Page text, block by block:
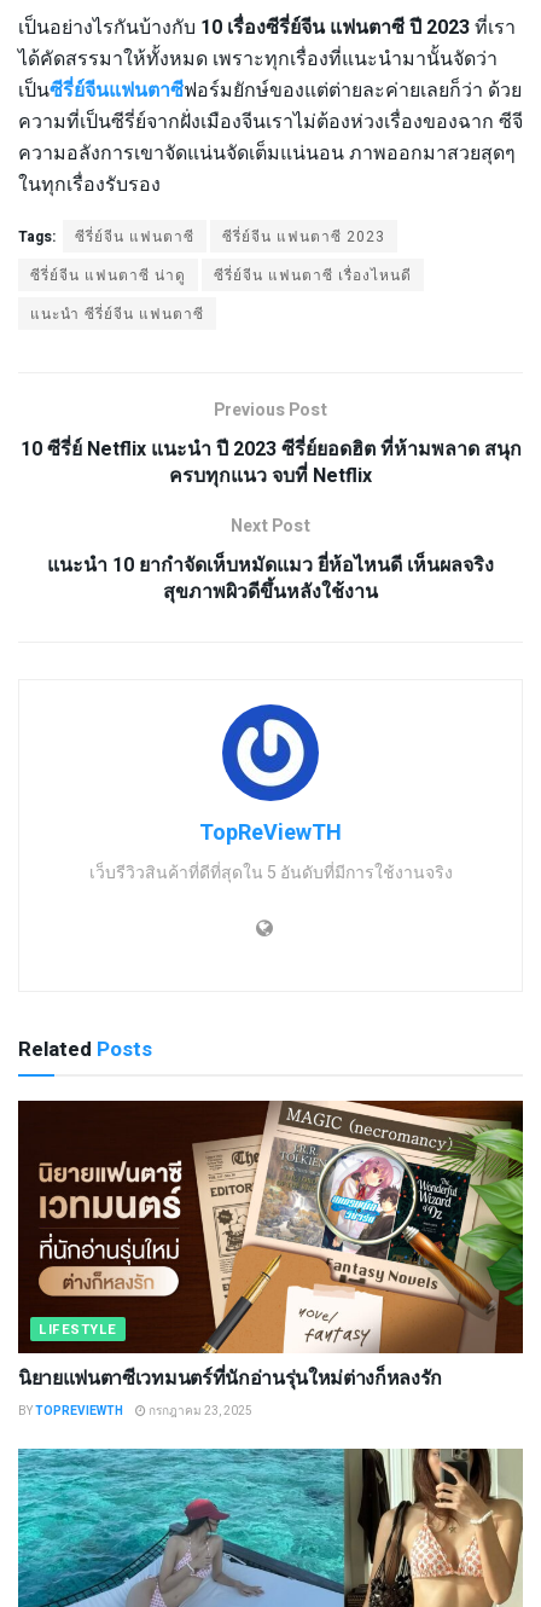
เป็นอย่างไรกันบ้างกับ 10 เรื่องซีรี่ย์จีน แฟนตาซี ปี 2023ที่เรา
ได้คัดสรรมาให้ทั้งหมด เพราะทุกเรื่องที่แนะนำมานั้นจัดว่า
เป็นซีรี่ย์จีนแฟนตาซีฟอร์มยักษ์ของแต่ต่ายละค่ายเลยก็ว่า ด้วย
ความที่เป็นซีรี่ย์จากฝั่งเมืองจีนเราไม่ต้องห่วงเรื่องของฉาก ซีจี
ความอลังการเขาจัดแน่นจัดเต็มแน่นอน ภาพออกมาสวยสุดๆ
ในทุกเรื่องรับรอง
Tags: ซีรี่ย์จีน แฟนตาซี
ซีรี่ย์จีน แฟนตาซี 2023
ซีรี่ย์จีน แฟนตาซี น่าดู
ซีรี่ย์จีน แฟนตาซี เรื่องไหนดี
แนะนำ ซีรี่ย์จีน แฟนตาซี
Previous Post
10 ซีรี่ย์ Netflix แนะนำ ปี 2023 ซีรี่ย์ยอดฮิต ที่ห้ามพลาด สนุก
ครบทุกแนว จบที่ Netflix
Next Post
แนะนำ 10 ยากำจัดเห็บหมัดแมว ยี่ห้อไหนดี เห็นผลจริง
สุขภาพผิวดีขึ้นหลังใช้งาน
TopReViewTH
เว็บรีวิวสินค้าที่ดีที่สุดใน 5 อันดับที่มีการใช้งานจริง
Related Posts
LIFESTYLE
นิยายแฟนตาซีเวทมนตร์ที่นักอ่านรุ่นใหม่ต่างก็หลงรัก
BYTOPREVIEWTH กรกฎาคม 23, 2025